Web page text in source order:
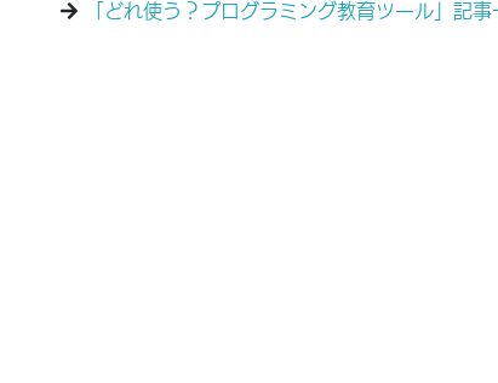
「どれ使う？プログラミング教育ツール」記事